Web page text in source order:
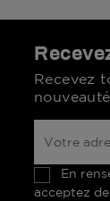
Recevez
En
acceptez